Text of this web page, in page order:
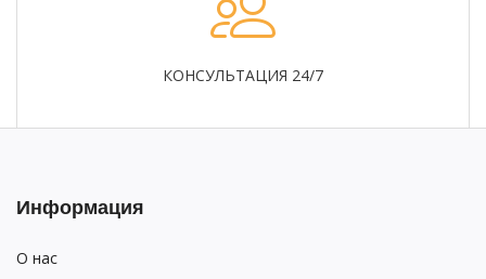
КОНСУЛЬТАЦИЯ 24/7
Информация
О нас